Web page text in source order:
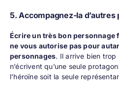
5. Accompagnez-la
Écrire un très bon
ne vous autorise pas pour
personnages. Il arrive bien trop
n’écrivent qu’une seule
l’héroïne soit la seule